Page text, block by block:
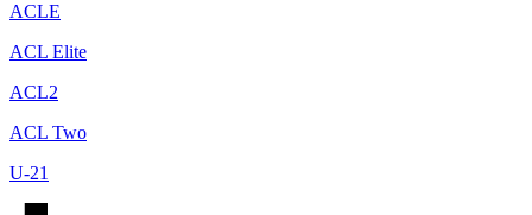
ACLE
ACL Elite
ACL2
ACL Two
U-21